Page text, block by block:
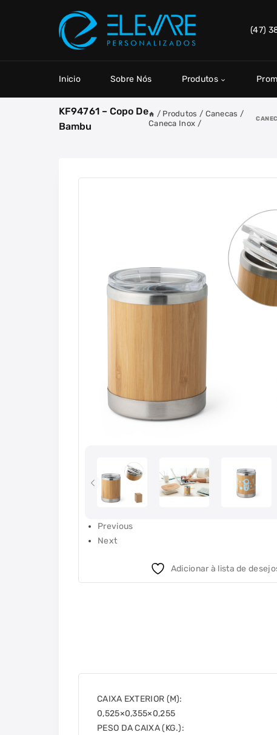
(47)
Inicio Sobre Nós Produtos
KF94761 – Copo De
Bambu
/ Produtos / Canecas /
Caneca Inox /
Previous
Next
Adicionar à lista de
CAIXA EXTERIOR (M):
0,525×0,355×0,255
PESO DA CAIXA (KG.):